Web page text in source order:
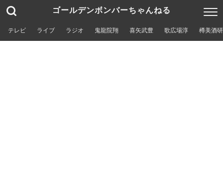
ゴールデンボンバーちゃんねる
テレビ ライブ ラジオ 鬼龍院翔 喜矢武豊 歌広場淳 樽美酒